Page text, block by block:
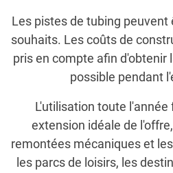
Les pistes de tubing
souhaits. Les coûts de
pris en compte afin d'obtenir
possible pendant
L'utilisation toute l'année
extension idéale de
remontées mécaniques et
les parcs de loisirs, les